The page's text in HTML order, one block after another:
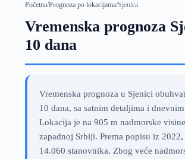
Početna/Prognoza po lokacijama/Sjenica
Vremenska prognoza
10 dana
Vremenska prognoza u Sjenici
10 dana, sa satnim detaljima i
Lokacija je na 905 m nadmorske
zapadnoj Srbiji. Prema popisu iz
14.060 stanovnika. Zbog veće